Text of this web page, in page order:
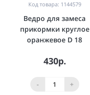
Код товара: 1144579
Ведро для замеса
прикормки круглое
оранжевое D 18
430р.
- +